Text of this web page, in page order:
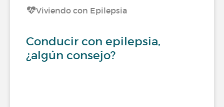
Viviendo con Epilepsia
Conducir con epilepsia,
¿algún consejo?